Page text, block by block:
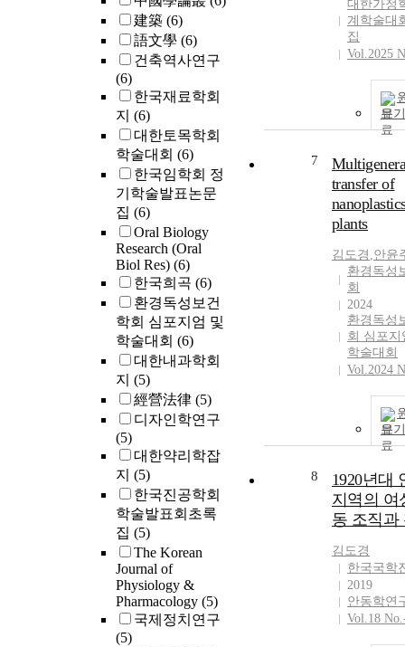
建築 (6)
語文學 (6)
건축역사연구
(6)
한국재료학회
지 (6)
대한토목학회
학술대회 (6)
한국임학회 정
기학술발표논문
집 (6)
Oral Biology
Research (Oral
Biol Res) (6)
한국희곡 (6)
환경독성보건
학회 심포지엄 및
학술대회 (6)
대한내과학회
지 (5)
經營法律 (5)
디자인학연구
(5)
대한약리학잡
지 (5)
한국진공학회
학술발표회초록
집 (5)
The Korean
Journal of
Physiology &
Pharmacology (5)
국제정치연구
(5)
대한가정
계학술대
집
Vol.2025
보기
7
transfer of
plants
김도경 ,안윤
환경독성
회
2024
환경독성
회 심포지
학술대회
Vol.2024
보기
8
1920년대
지역의 여
동 조직과
김도경
한국국학
2019
안동학연
Vol.18